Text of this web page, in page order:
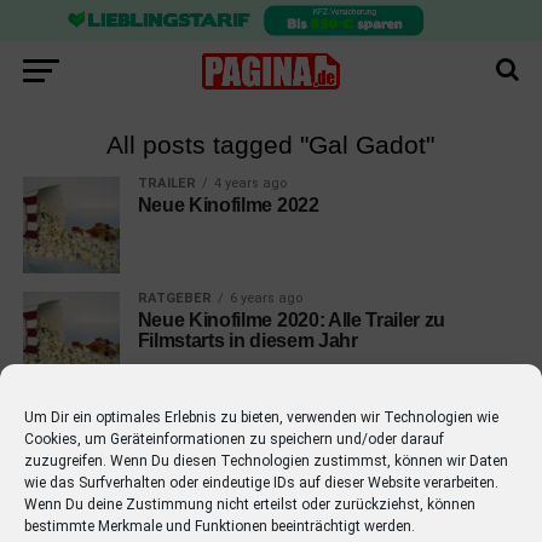
Um Dir ein optimales Erlebnis zu bieten, verwenden wir Technologien wie
Cookies, um Geräteinformationen zu speichern und/oder darauf
zuzugreifen. Wenn Du diesen Technologien zustimmst, können wir Daten
wie das Surfverhalten oder eindeutige IDs auf dieser Website verarbeiten.
Wenn Du deine Zustimmung nicht erteilst oder zurückziehst, können
bestimmte Merkmale und Funktionen beeinträchtigt werden.
All posts tagged "Gal Gadot"
TRAILER 4 years ago
Neue Kinofilme 2022
RATGEBER 6 years ago
Neue Kinofilme 2020: Alle Trailer zu
Filmstarts in diesem Jahr
EMPFOHLEN